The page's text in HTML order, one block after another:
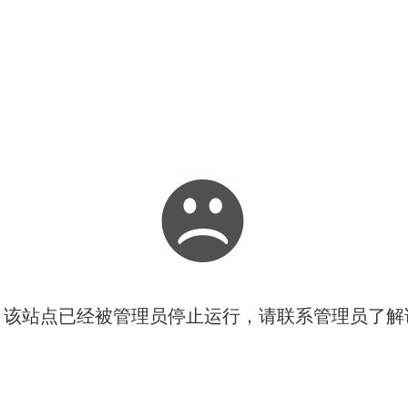
站点已经被管理员停止运行，请联系管理员了